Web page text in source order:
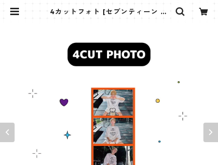
4カットフォト [セブンティーン ホ